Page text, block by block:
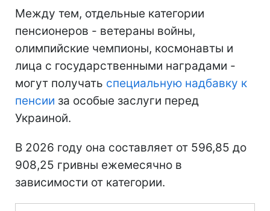
Между тем, отдельные категории
пенсионеров - ветераны войны,
олимпийские чемпионы, космонавты и
лица с государственными наградами -
могут получать специальную надбавку к
пенсии за особые заслуги перед
Украиной.
В 2026 году она составляет от 596,85 до
908,25 гривны ежемесячно в
зависимости от категории.